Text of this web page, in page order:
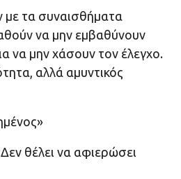
με τα συναισθήματα
να μην εμβαθύνουν
να μην χάσουν τον έλεγχο.
αλλά αμυντικός
θέλει να αφιερώσει